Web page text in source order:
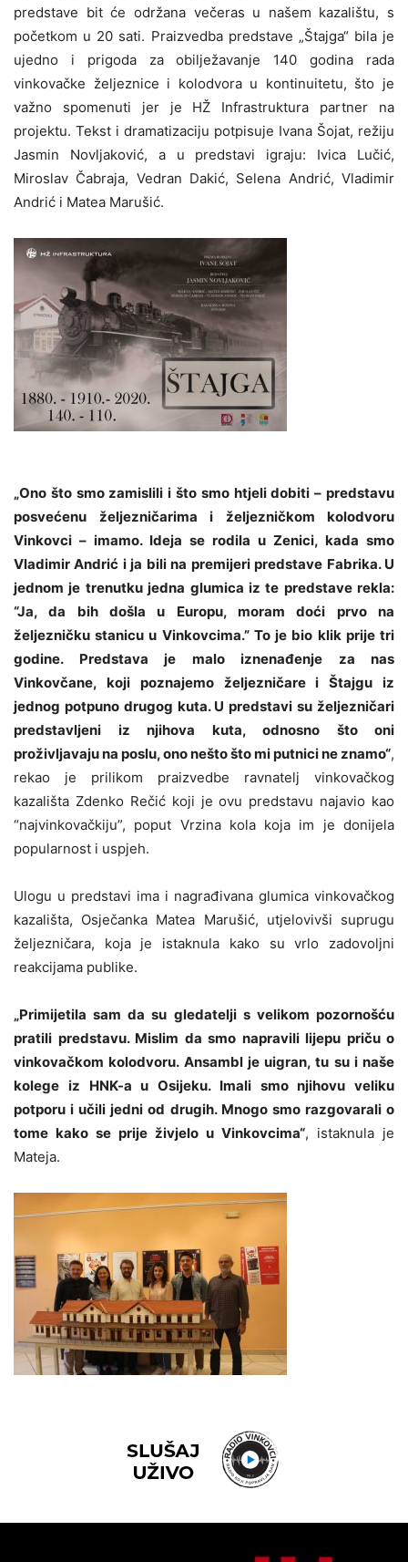
predstave bit će održana večeras u našem kazalištu, s
početkom u 20 sati. Praizvedba predstave „Štajga“ bila je
ujedno i prigoda za obilježavanje 140 godina rada
vinkovačke željeznice i kolodvora u kontinuitetu, što je
važno spomenuti jer je HŽ Infrastruktura partner na
projektu. Tekst i dramatizaciju potpisuje Ivana Šojat, režiju
Jasmin Novljaković, a u predstavi igraju: Ivica Lučić,
Miroslav Čabraja, Vedran Dakić, Selena Andrić, Vladimir
Andrić i Matea Marušić.
„Ono što smo zamislili i što smo htjeli dobiti – predstavu
posvećenu željezničarima i željezničkom kolodvoru
Vinkovci – imamo. Ideja se rodila u Zenici, kada smo
Vladimir Andrić i ja bili na premijeri predstave Fabrika. U
jednom je trenutku jedna glumica iz te predstave rekla:
“Ja, da bih došla u Europu, moram doći prvo na
željezničku stanicu u Vinkovcima.” To je bio klik prije tri
godine. Predstava je malo iznenađenje za nas
Vinkovčane, koji poznajemo željezničare i Štajgu iz
jednog potpuno drugog kuta. U predstavi su željezničari
predstavljeni iz njihova kuta, odnosno što oni
proživljavaju na poslu, ono nešto što mi putnici ne znamo“,
rekao je prilikom praizvedbe ravnatelj vinkovačkog
kazališta Zdenko Rečić koji je ovu predstavu najavio kao
“najvinkovačkiju”, poput Vrzina kola koja im je donijela
popularnost i uspjeh.
Ulogu u predstavi ima i nagrađivana glumica vinkovačkog
kazališta, Osječanka Matea Marušić, utjelovivši suprugu
željezničara, koja je istaknula kako su vrlo zadovoljni
reakcijama publike.
„Primijetila sam da su gledatelji s velikom pozornošću
pratili predstavu. Mislim da smo napravili lijepu priču o
vinkovačkom kolodvoru. Ansambl je uigran, tu su i naše
kolege iz HNK-a u Osijeku. Imali smo njihovu veliku
potporu i učili jedni od drugih. Mnogo smo razgovarali o
tome kako se prije živjelo u Vinkovcima“, istaknula je
Mateja.